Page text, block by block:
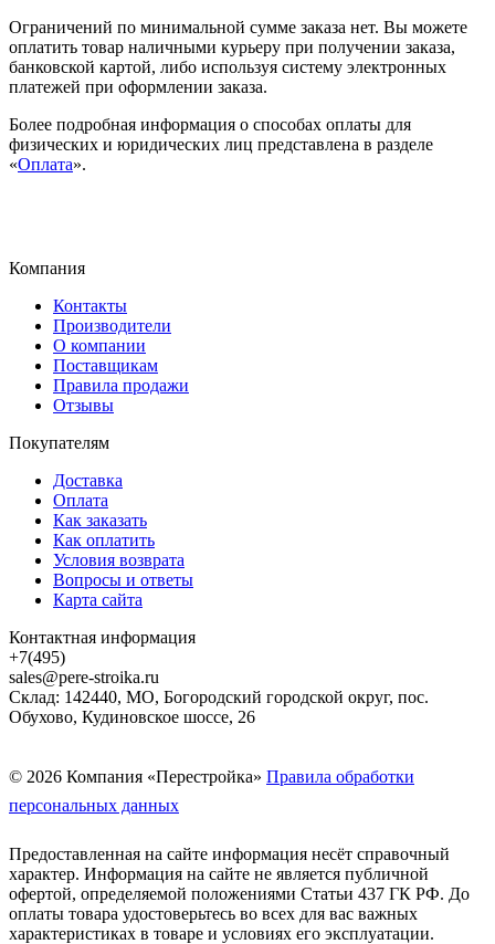
Ограничений по минимальной сумме заказа нет. Вы можете
оплатить товар наличными курьеру при получении заказа,
банковской картой, либо используя систему электронных
платежей при оформлении заказа.
Более подробная информация о способах оплаты для
физических и юридических лиц представлена в разделе
«Оплата».
Компания
Контакты
Производители
О компании
Поставщикам
Правила продажи
Отзывы
Покупателям
Доставка
Оплата
Как заказать
Как оплатить
Условия возврата
Вопросы и ответы
Карта сайта
Контактная информация
+7(495)
sales@pere-stroika.ru
Склад: 142440, МО, Богородский городской округ, пос.
Обухово, Кудиновское шоссе, 26
© 2026 Компания «Перестройка» Правила обработки
персональных данных
Предоставленная на сайте информация несёт справочный
характер. Информация на сайте не является публичной
офертой, определяемой положениями Статьи 437 ГК РФ. До
оплаты товара удостоверьтесь во всех для вас важных
характеристиках в товаре и условиях его эксплуатации.